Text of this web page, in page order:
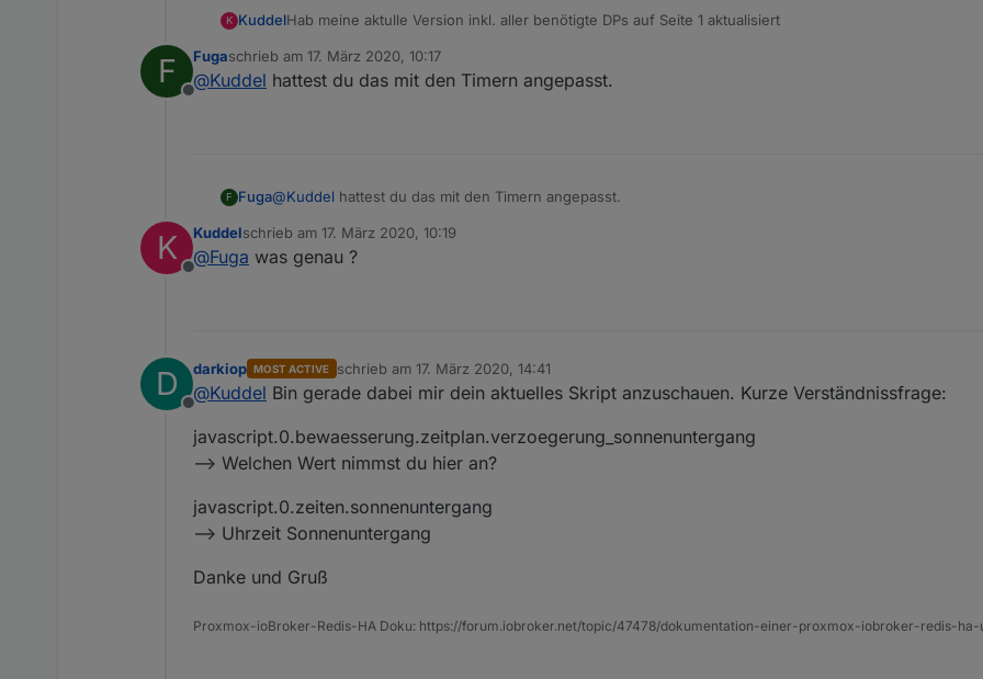
K KuddelHab meine aktulle Version inkl. aller benötigte DPs auf Seite 1 aktualisiert
F
Offline
Fugaschrieb am 17. März 2020, 10:17
zuletzt editiert von
@Kuddel hattest du das mit den Timern angepasst.
F Fuga@Kuddel hattest du das mit den Timern angepasst.
K
Offline
Kuddelschrieb am 17. März 2020, 10:19
zuletzt editiert von
@Fuga was genau ?
D
Offline
darkiop MOST ACTIVE schrieb am 17. März 2020, 14:41
zuletzt editiert von
@Kuddel Bin gerade dabei mir dein aktuelles Skript anzuschauen. Kurze Verständnissfrage:
javascript.0.bewaesserung.zeitplan.verzoegerung_sonnenuntergang
--> Welchen Wert nimmst du hier an?
javascript.0.zeiten.sonnenuntergang
--> Uhrzeit Sonnenuntergang
Danke und Gruß
Proxmox-ioBroker-Redis-HA Doku: https://forum.iobroker.net/topic/47478/dokumentation-einer-proxmox-iobroker-redis-ha-